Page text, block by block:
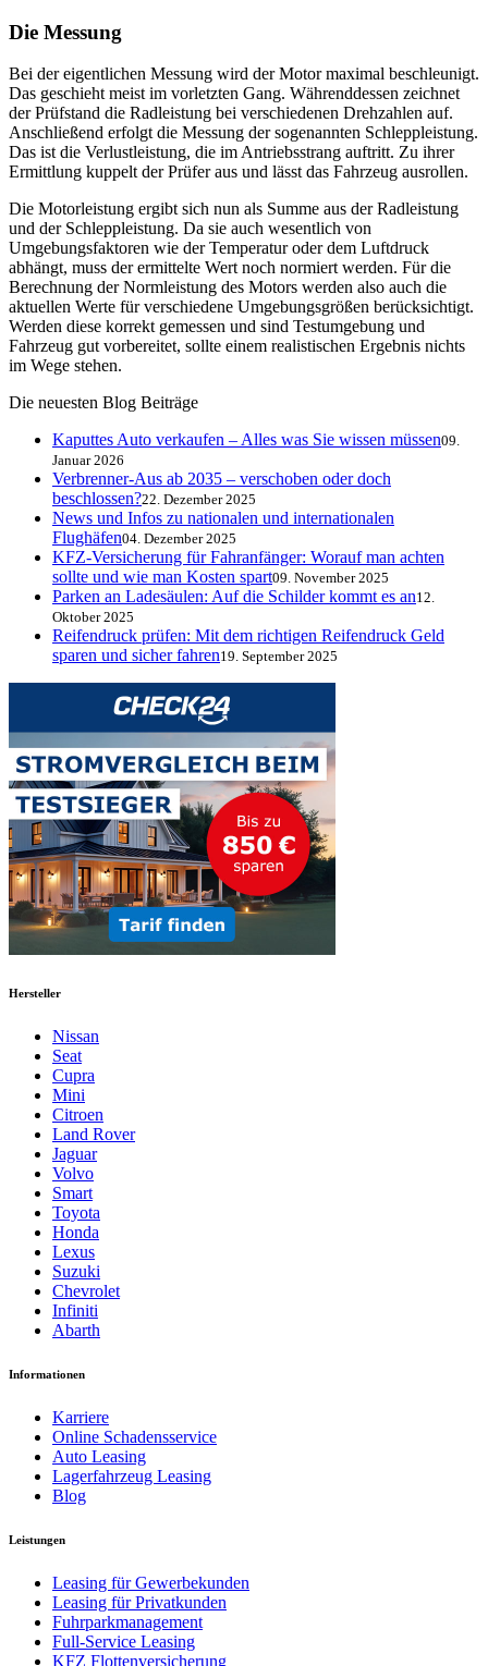
Die Messung
Bei der eigentlichen Messung wird der Motor maximal beschleunigt.
Das geschieht meist im vorletzten Gang. Währenddessen zeichnet
der Prüfstand die Radleistung bei verschiedenen Drehzahlen auf.
Anschließend erfolgt die Messung der sogenannten Schleppleistung.
Das ist die Verlustleistung, die im Antriebsstrang auftritt. Zu ihrer
Ermittlung kuppelt der Prüfer aus und lässt das Fahrzeug ausrollen.
Die Motorleistung ergibt sich nun als Summe aus der Radleistung
und der Schleppleistung. Da sie auch wesentlich von
Umgebungsfaktoren wie der Temperatur oder dem Luftdruck
abhängt, muss der ermittelte Wert noch normiert werden. Für die
Berechnung der Normleistung des Motors werden also auch die
aktuellen Werte für verschiedene Umgebungsgrößen berücksichtigt.
Werden diese korrekt gemessen und sind Testumgebung und
Fahrzeug gut vorbereitet, sollte einem realistischen Ergebnis nichts
im Wege stehen.
Die neuesten Blog Beiträge
Kaputtes Auto verkaufen – Alles was Sie wissen müssen09.
Januar 2026
Verbrenner-Aus ab 2035 – verschoben oder doch
beschlossen?22. Dezember 2025
News und Infos zu nationalen und internationalen
Flughäfen04. Dezember 2025
KFZ-Versicherung für Fahranfänger: Worauf man achten
sollte und wie man Kosten spart09. November 2025
Parken an Ladesäulen: Auf die Schilder kommt es an12.
Oktober 2025
Reifendruck prüfen: Mit dem richtigen Reifendruck Geld
sparen und sicher fahren19. September 2025
Hersteller
Nissan
Seat
Cupra
Mini
Citroen
Land Rover
Jaguar
Volvo
Smart
Toyota
Honda
Lexus
Suzuki
Chevrolet
Infiniti
Abarth
Informationen
Karriere
Online Schadensservice
Auto Leasing
Lagerfahrzeug Leasing
Blog
Leistungen
Leasing für Gewerbekunden
Leasing für Privatkunden
Fuhrparkmanagement
Full-Service Leasing
KFZ Flottenversicherung